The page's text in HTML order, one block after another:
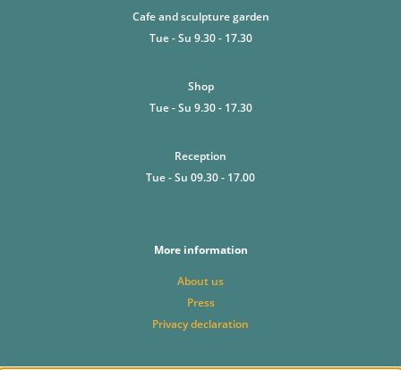
Cafe and sculpture garden
Tue - Su 9.30 - 17.30
Shop
Tue - Su 9.30 - 17.30
Reception
Tue - Su 09.30 - 17.00
More information
About us
Press
Privacy declaration